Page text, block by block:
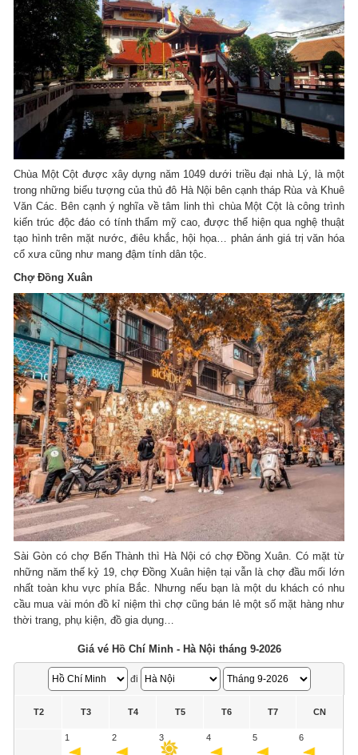
Chùa Một Cột được xây dựng năm 1049 dưới triều đại nhà Lý, là một
trong những biểu tượng của thủ đô Hà Nội bên cạnh tháp Rùa và Khuê
Văn Các. Bên cạnh ý nghĩa về tâm linh thì chùa Một Cột là công trình
kiến trúc độc đáo có tính thẩm mỹ cao, được thể hiện qua nghệ thuật
tạo hình trên mặt nước, điêu khắc, hội họa… phản ánh giá trị văn hóa
cổ xưa cũng như mang đậm tính dân tộc.
Chợ Đồng Xuân
Sài Gòn có chợ Bến Thành thì Hà Nội có chợ Đồng Xuân. Có mặt từ
những năm thế kỷ 19, chợ Đồng Xuân hiện tại vẫn là chợ đầu mối lớn
nhất toàn khu vực phía Bắc. Nhưng nếu bạn là một du khách có nhu
cầu mua vài món đồ kỉ niệm thì chợ cũng bán lẻ một số mặt hàng như
thời trang, phụ kiện, đồ gia dụng…
Giá vé Hồ Chí Minh - Hà Nội tháng 9-2026
đi
T2 T3 T4 T5 T6 T7 CN
1 2 3 4 5 6